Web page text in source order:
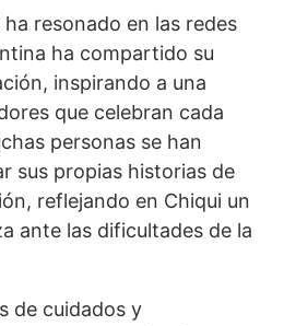
resonado en las redes
ha compartido su
inspirando a una
que celebran cada
personas se han
sus propias historias de
reflejando en Chiqui un
ante las dificultades de la
de cuidados y